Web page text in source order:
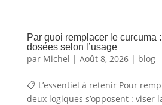
Par quoi remplacer le curcuma
dosées selon l’usage
par Michel | Août 8, 2026| blog
📋 L’essentiel à retenir Pour
deux logiques s’opposent : viser